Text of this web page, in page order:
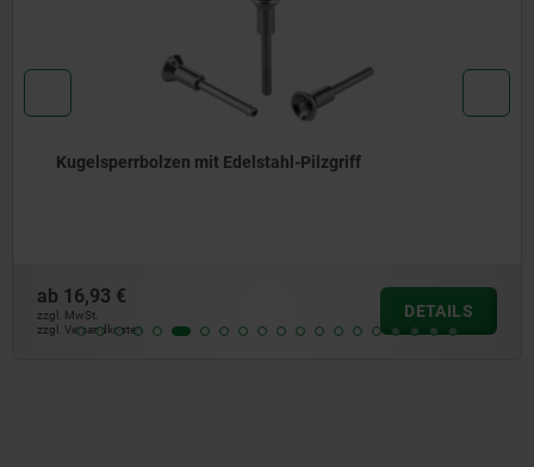
Kugelsperrbolzen mit Edelstahl-Pilzgriff
ab 16,93 €
zzgl. MwSt.
zzgl. Versandkosten
DETAILS